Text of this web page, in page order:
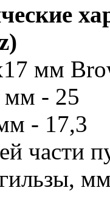
мм
мм - 25
- 17,3
части